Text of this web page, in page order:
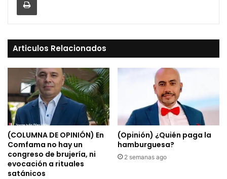
Articulos Relacionados
(COLUMNA DE OPINIÓN) En
Comfama no hay un
congreso de brujería, ni
evocación a rituales
satánicos
(Opinión) ¿Quién paga la
hamburguesa?
2 semanas ago